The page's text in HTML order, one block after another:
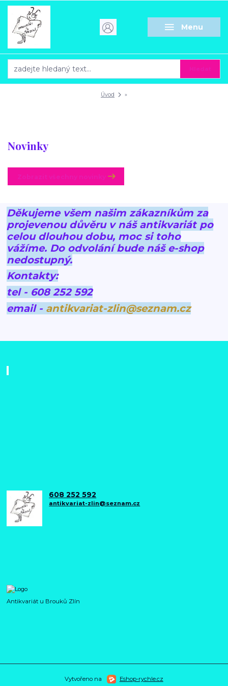
Menu
Úvod »
Novinky
Děkujeme všem našim zákazníkům za
projevenou důvěru v náš antikvariát po
celou dlouhou dobu, moc si toho
vážíme. Do odvolání bude náš e-shop
nedostupný.
Kontakty:
tel - 608 252 592
email - antikvariat-zlin@seznam.cz
608 252 592
antikvariat-zlin@seznam.cz
Antikvariát u Brouků Zlín
Vytvořeno na Eshop-rychle.cz